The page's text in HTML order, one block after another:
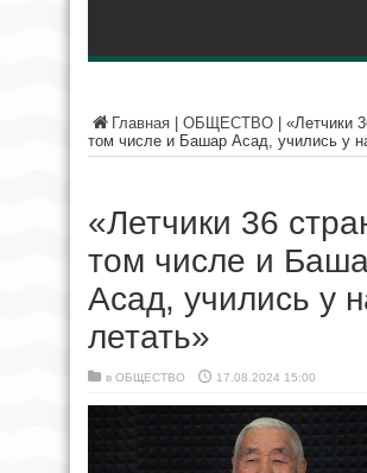
Главная ОБЩЕСТВО
«Летчики
том числе и Башар Асад, учились у
«Летчики 36
том числе и
Асад, учились у
летать»
в ОБЩЕСТВО 17.08.2024 15:00